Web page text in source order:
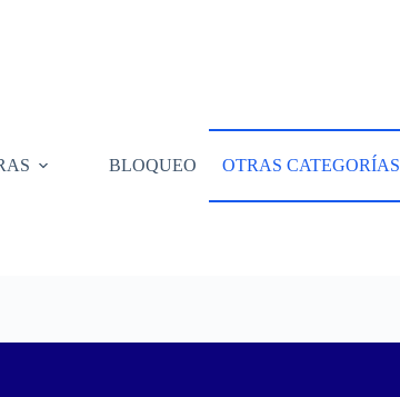
BLOQUEO OTRAS CATEGORÍAS